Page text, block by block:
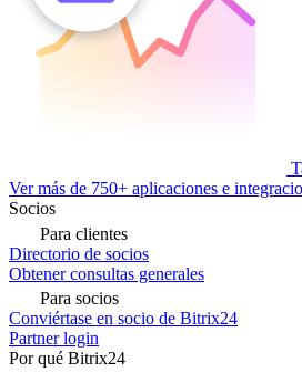
Ver más de 750+ aplicaciones e
Socios
Para clientes
Directorio de socios
Obtener consultas generales
Para socios
Conviértase en socio de Bitrix24
Partner login
Por qué Bitrix24